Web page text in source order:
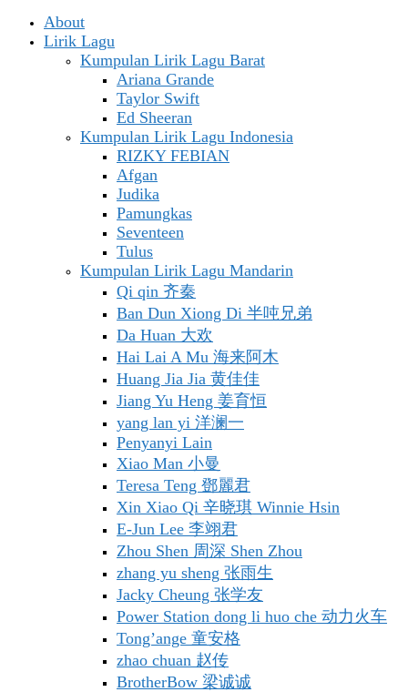
About
Lirik Lagu
Kumpulan Lirik Lagu Barat
Ariana Grande
Taylor Swift
Ed Sheeran
Kumpulan Lirik Lagu Indonesia
RIZKY FEBIAN
Afgan
Judika
Pamungkas
Seventeen
Tulus
Kumpulan Lirik Lagu Mandarin
Qi qin 齐秦
Ban Dun Xiong Di 半吨兄弟
Da Huan 大欢
Hai Lai A Mu 海来阿木
Huang Jia Jia 黄佳佳
Jiang Yu Heng 姜育恒
yang lan yi 洋澜一
Penyanyi Lain
Xiao Man 小曼
Teresa Teng 鄧麗君
Xin Xiao Qi 辛晓琪 Winnie Hsin
E-Jun Lee 李翊君
Zhou Shen 周深 Shen Zhou
zhang yu sheng 张雨生
Jacky Cheung 张学友
Power Station dong li huo che 动力火车
Tong’ange 童安格
zhao chuan 赵传
BrotherBow 梁诚诚